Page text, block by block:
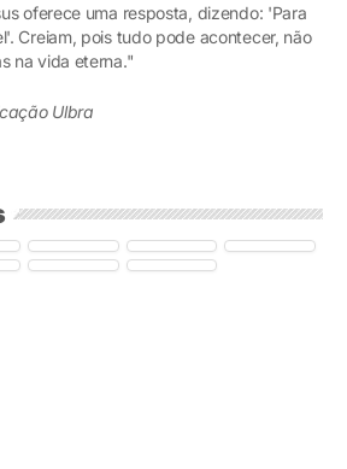
oferece uma resposta, dizendo: 'Para
Creiam, pois tudo pode acontecer, não
na vida eterna."
Ulbra